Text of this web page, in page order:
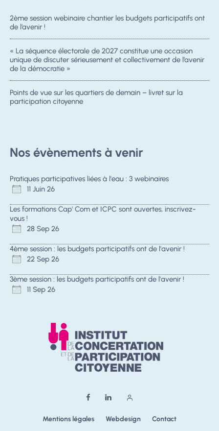
2ème session webinaire chantier les budgets participatifs ont
de l’avenir !
« La séquence électorale de 2027 constitue une occasion
unique de discuter sérieusement et collectivement de l’avenir
de la démocratie »
Points de vue sur les quartiers de demain – livret sur la
participation citoyenne
Nos évènements à venir
Pratiques participatives liées à l'eau : 3 webinaires
11 Juin 26
Les formations Cap' Com et ICPC sont ouvertes, inscrivez-
vous !
28 Sep 26
4ème session : les budgets participatifs ont de l'avenir !
22 Sep 26
3ème session : les budgets participatifs ont de l'avenir !
11 Sep 26
Mentions légales Webdesign Contact